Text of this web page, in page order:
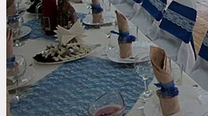
Со своим алкоголем
С живой музыкой
С панорамным видом